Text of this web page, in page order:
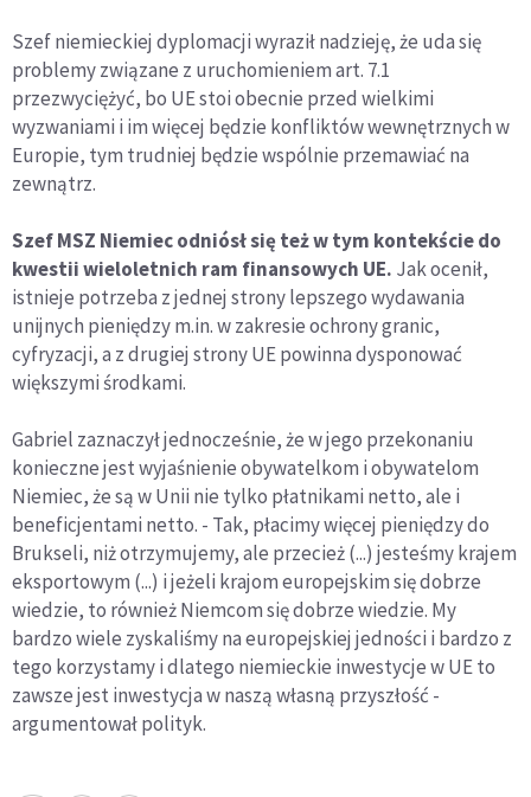
Szef niemieckiej dyplomacji wyraził nadzieję, że uda się
problemy związane z uruchomieniem art. 7.1
przezwyciężyć, bo UE stoi obecnie przed wielkimi
wyzwaniami i im więcej będzie konfliktów wewnętrznych w
Europie, tym trudniej będzie wspólnie przemawiać na
zewnątrz.
Szef MSZ Niemiec odniósł się też w tym kontekście do
kwestii wieloletnich ram finansowych UE. Jak ocenił,
istnieje potrzeba z jednej strony lepszego wydawania
unijnych pieniędzy m.in. w zakresie ochrony granic,
cyfryzacji, a z drugiej strony UE powinna dysponować
większymi środkami.
Gabriel zaznaczył jednocześnie, że w jego przekonaniu
konieczne jest wyjaśnienie obywatelkom i obywatelom
Niemiec, że są w Unii nie tylko płatnikami netto, ale i
beneficjentami netto. - Tak, płacimy więcej pieniędzy do
Brukseli, niż otrzymujemy, ale przecież (...) jesteśmy krajem
eksportowym (...) i jeżeli krajom europejskim się dobrze
wiedzie, to również Niemcom się dobrze wiedzie. My
bardzo wiele zyskaliśmy na europejskiej jedności i bardzo z
tego korzystamy i dlatego niemieckie inwestycje w UE to
zawsze jest inwestycja w naszą własną przyszłość -
argumentował polityk.